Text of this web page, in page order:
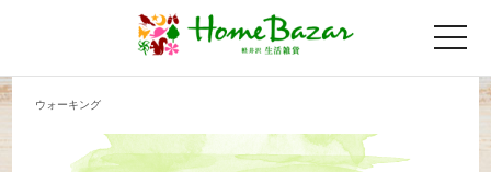
toggle
ウォーキング